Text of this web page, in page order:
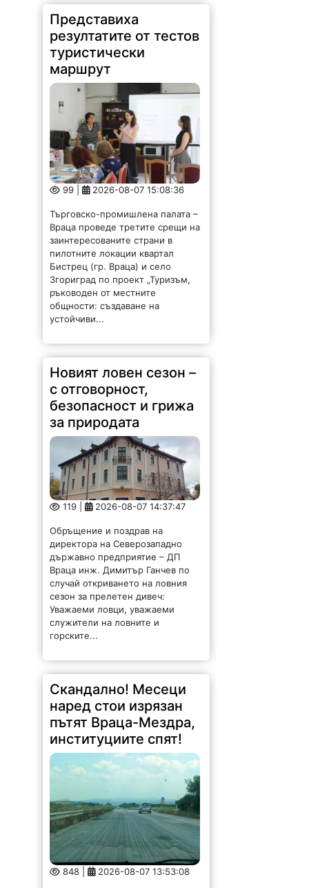
Представиха
резултатите от тестов
туристически
маршрут
99 | 2026-08-07 15:08:36
Търговско-промишлена палата –
Враца проведе третите срещи на
заинтересованите страни в
пилотните локации квартал
Бистрец (гр. Враца) и село
Згориград по проект „Туризъм,
ръководен от местните
общности: създаване на
устойчиви...
Новият ловен сезон –
с отговорност,
безопасност и грижа
за природата
119 | 2026-08-07 14:37:47
Обръщение и поздрав на
директора на Северозападно
държавно предприятие – ДП
Враца инж. Димитър Ганчев по
случай откриването на ловния
сезон за прелетен дивеч:
Уважаеми ловци, уважаеми
служители на ловните и
горските...
Скандално! Месеци
наред стои изрязан
пътят Враца-Мездра,
институциите спят!
848 | 2026-08-07 13:53:08